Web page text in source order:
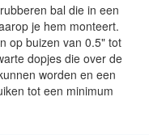
bal die in een
je hem monteert.
op buizen van 0.5" tot
dopjes die over de
worden en een
tot een minimum